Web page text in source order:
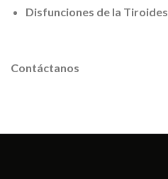
Disfunciones de la Tiroides
Contáctanos